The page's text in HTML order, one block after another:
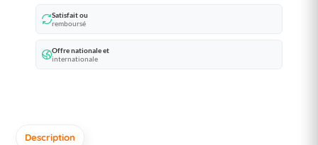
Satisfait ou
remboursé
Offre nationale et
internationale
Description